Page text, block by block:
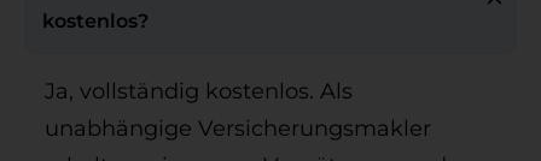
kostenlos?
Ja, vollständig kostenlos. Als
unabhängige Versicherungsmakler